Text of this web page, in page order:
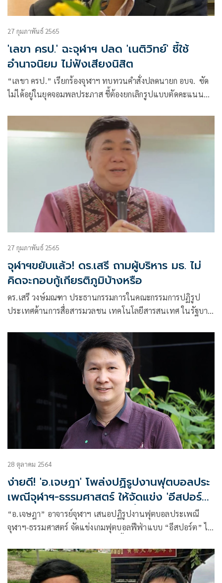
27 กุมภาพันธ์ 2565
'เลขา ครป.' ฉะจุฬาฯ ปลด 'เนติวิทย์' ชี้ใช้
อำนาจนิยม ไม่ฟังเสียงนิสิต
“เลขา ครป.” เรียกร้องจุฬาฯ ทบทวนคำสั่งปลดนายก อบจ. ซัด
ไม่ได้อยู่ในยุคจอมพลประภาส ชี้ต้องยกเลิกรูปแบบตัดคะแนน
27 กุมภาพันธ์ 2565
จุฬาฯขยับแล้ว! ดร.เสรี ถามผู้บริหาร มธ. ไม่
คิดจะกอบกู้เกียรติภูมิบ้างหรือ
ดร.เสรี วงษ์มณฑา ประธานกรรมการในคณะกรรมการปฏิรูป
ประเทศด้านการสื่อสารมวลชน เทคโนโลยีสารสนเทศ ในรัฐบาล
28 ตุลาคม 2564
ง่ายดี! 'อ.เจษฎา' โพล่งปฏิรูปงานฟุตบอลประ
เพณีจุฬาฯ-ธรรมศาสตร์ ให้จัดแข่ง 'อีสปอร์ต'
ไม่ต้องเหนื่อยอัญเชิญพระเกี้ยว-ธรรมจักร
“อ.เจษฎา” อาจารย์จุฬาฯ เสนอปฏิรูปงานฟุตบอลประเพณี
จุฬาฯ-ธรรมศาสตร์ จัดแข่งเกมฟุตบอลฟีฟ่าแบบ “อีสปอร์ต” ไม่